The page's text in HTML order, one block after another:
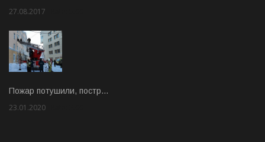
27.08.2017
Пожар потушили, постр…
23.01.2020